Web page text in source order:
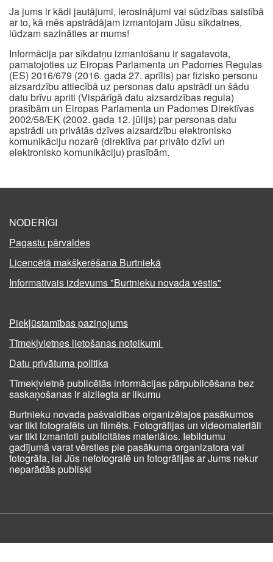
Ja jums ir kādi jautājumi, ierosinājumi vai sūdzības saistībā
ar to, kā mēs apstrādājam izmantojam Jūsu sīkdatnes,
lūdzam sazināties ar mums!
Informācija par sīkdatņu izmantošanu ir sagatavota,
pamatojoties uz Eiropas Parlamenta un Padomes Regulas
(ES) 2016/679 (2016. gada 27. aprīlis) par fizisko personu
aizsardzību attiecībā uz personas datu apstrādi un šādu
datu brīvu apriti (Vispārīgā datu aizsardzības regula)
prasībām un Eiropas Parlamenta un Padomes Direktīvas
2002/58/EK (2002. gada 12. jūlijs) par personas datu
apstrādi un privātās dzīves aizsardzību elektronisko
komunikāciju nozarē (direktīva par privāto dzīvi un
elektronisko komunikāciju) prasībām.
NODERĪGI
Pagastu pārvaldes
Licencētā makšķerēšana Burtniekā
Informatīvais izdevums "Burtnieku novada vēstis"
Piekļūstamības paziņojums
Tīmekļvietnes lietošanas noteikumi
Datu privātuma politika
Tīmekļvietnē publicētās informācijas pārpublicēšana bez
saskaņošanas ir aizliegta ar likumu
Burtnieku novada pašvaldības organizētajos pasākumos
var tikt fotografēts un filmēts. Fotogrāfijas un videomateriāli
var tikt izmantoti publicitātes materiālos. Iebildumu
gadījumā varat vērsties pie pasākuma organizatora vai
fotogrāfa, lai Jūs nefotografē un fotogrāfijas ar Jums nekur
neparādās publiski